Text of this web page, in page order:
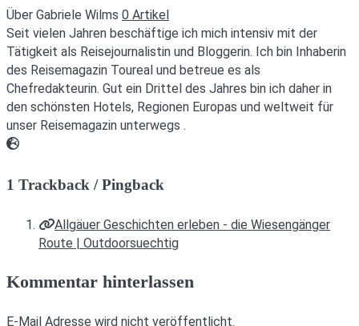
Über Gabriele Wilms 0 Artikel
Seit vielen Jahren beschäftige ich mich intensiv mit der
Tätigkeit als Reisejournalistin und Bloggerin. Ich bin Inhaberin
des Reisemagazin Toureal und betreue es als
Chefredakteurin. Gut ein Drittel des Jahres bin ich daher in
den schönsten Hotels, Regionen Europas und weltweit für
unser Reisemagazin unterwegs .
Webseite
1 Trackback / Pingback
Allgäuer Geschichten erleben - die Wiesengänger
Route | Outdoorsuechtig
Kommentar hinterlassen
E-Mail Adresse wird nicht veröffentlicht.